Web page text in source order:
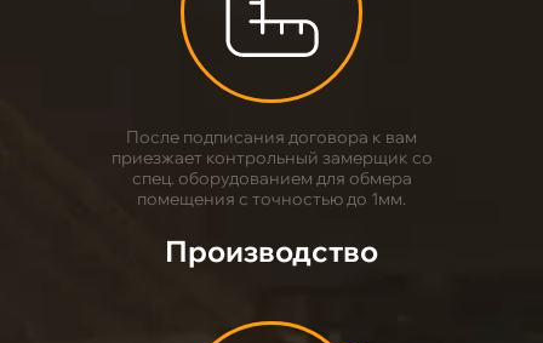
2
После подписания договора к вам
приезжает контрольный замерщик со
спец. оборудованием для обмера
помещения с точностью до 1мм.
Производство